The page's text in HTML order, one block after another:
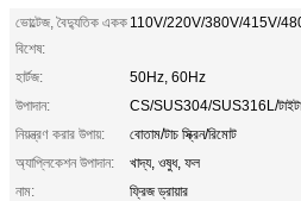
ভোল্টেজ, বৈদ্যুতিক একক
বিশেষ:
110V/220V/380V/415V/
হার্টজ:
50Hz, 60Hz
উপাদান:
CS/SUS304/SUS316L/
নিয়ন্ত্রণ করার উপায়:
বোতাম/টাচ স্ক্রিন/রিমোট
অ্যাপ্লিকেশন উপাদান:
খাদ্য, ওষুধ, ফল
নাম:
ফ্রিজ ড্রায়ার